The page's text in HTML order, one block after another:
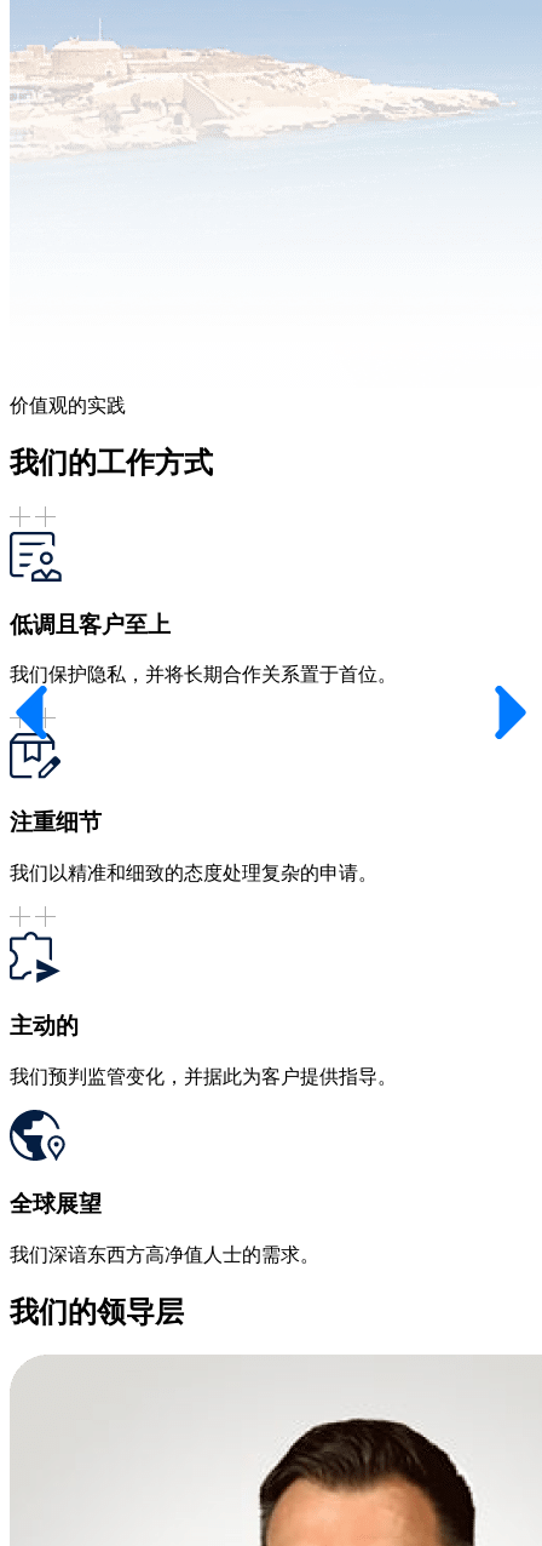
价值观的实践
我们的工作方式
低调且客户至上
我们保护隐私，并将长期合作关系置于首位。
注重细节
我们以精准和细致的态度处理复杂的申请。
主动的
我们预判监管变化，并据此为客户提供指导。
全球展望
我们深谙东西方高净值人士的需求。
我们的领导层